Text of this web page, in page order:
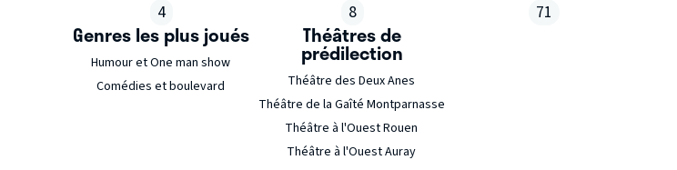
4 8 71
Genres les plus joués
Humour et One man show
Comédies et boulevard
Théâtres de
prédilection
Théâtre des Deux Anes
Théâtre de la Gaîté Montparnasse
Théâtre à l'Ouest Rouen
Théâtre à l'Ouest Auray